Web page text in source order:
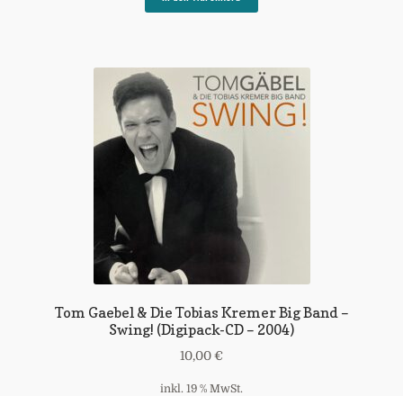
Tom Gaebel & Die Tobias Kremer Big Band –
Swing! (Digipack-CD – 2004)
10,00 €
inkl. 19 % MwSt.